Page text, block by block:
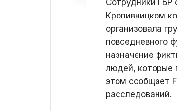
Сотрудники ГБР
Кропивницком
организовала
повседневного
назначение
людей, которые
этом сообщает
расследований.